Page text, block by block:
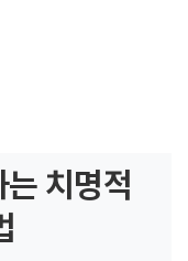
치명적